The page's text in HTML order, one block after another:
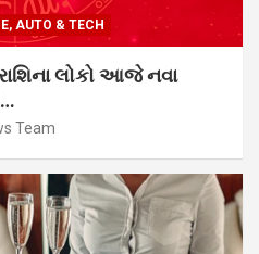
AUTO & TECH
લોકો આજે નવા
Team